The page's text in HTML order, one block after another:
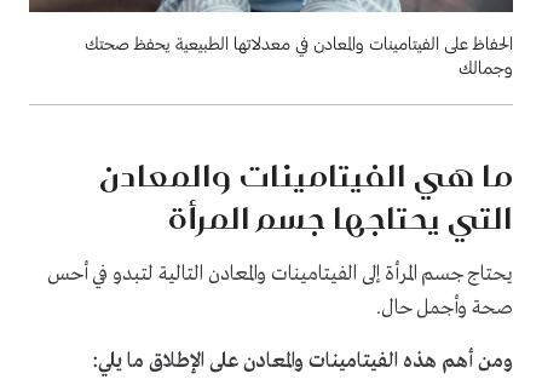
الحفاظ على الفيتامينات والمعادن في معدلاتها الطبيعية يحفظ صحتك
وجمالك
ما هي الفيتامينات والمعادن
التي يحتاجها جسم المرأة
يحتاج جسم المرأة إلى الفيتامينات والمعادن التالية لتبدو في أحس
صحة وأجمل حال.
ومن أهم هذه الفيتامينات والمعادن على الإطلاق ما يلي: